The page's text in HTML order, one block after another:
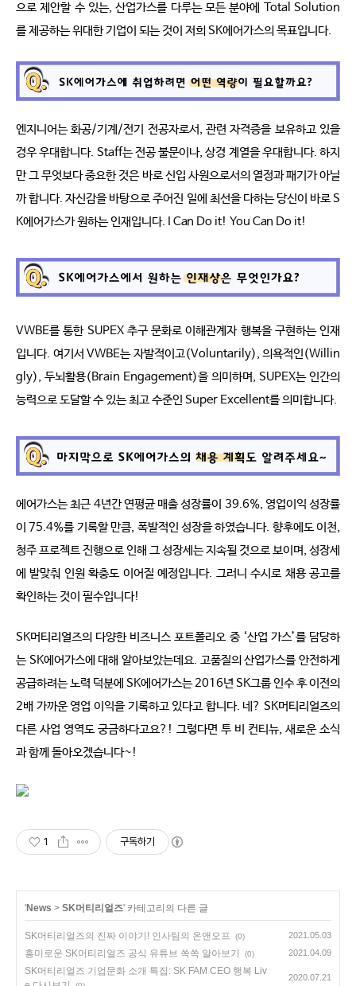
으로 제안할 수 있는, 산업가스를 다루는 모든 분야에 Total Solution
를 제공하는 위대한 기업이 되는 것이 저희 SK에어가스의 목표입니다.
엔지니어는 화공/기계/전기 전공자로서, 관련 자격증을 보유하고 있을
경우 우대합니다. Staff는 전공 불문이나, 상경 계열을 우대합니다. 하지
만 그 무엇보다 중요한 것은 바로 신입 사원으로서의 열정과 패기가 아닐
까 합니다. 자신감을 바탕으로 주어진 일에 최선을 다하는 당신이 바로 S
K에어가스가 원하는 인재입니다. I Can Do it! You Can Do it!
VWBE를 통한 SUPEX 추구 문화로 이해관계자 행복을 구현하는 인재
입니다. 여기서 VWBE는 자발적이고(Voluntarily), 의욕적인(Willin
gly), 두뇌활용(Brain Engagement)을 의미하며, SUPEX는 인간의
능력으로 도달할 수 있는 최고 수준인 Super Excellent를 의미합니다.
에어가스는 최근 4년간 연평균 매출 성장률이 39.6%, 영업이익 성장률
이 75.4%를 기록할 만큼, 폭발적인 성장을 하였습니다. 향후에도 이천,
청주 프로젝트 진행으로 인해 그 성장세는 지속될 것으로 보이며, 성장세
에 발맞춰 인원 확충도 이어질 예정입니다. 그러니 수시로 채용 공고를
확인하는 것이 필수입니다!
SK머티리얼즈의 다양한 비즈니스 포트폴리오 중 ‘산업 가스’를 담당하
는 SK에어가스에 대해 알아보았는데요. 고품질의 산업가스를 안전하게
공급하려는 노력 덕분에 SK에어가스는 2016년 SK그룹 인수 후 이전의
2배 가까운 영업 이익을 기록하고 있다고 합니다. 네? SK머티리얼즈의
다른 사업 영역도 궁금하다고요?! 그렇다면 투 비 컨티뉴, 새로운 소식
과 함께 돌아오겠습니다~!
1 구독하기
'News > SK머티리얼즈' 카테고리의 다른 글
SK머티리얼즈의 진짜 이야기! 인사팀의 온앤오프 (0) 2021.05.03
흥미로운 SK머티리얼즈 공식 유튜브 쏙쏙 알아보기 (0) 2021.04.09
SK머티리얼즈 기업문화 소개 특집: SK FAM CEO 행복 Liv
2020.07.21